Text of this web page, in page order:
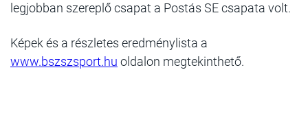
legjobban szereplő csapat a Postás SE csapata volt.
Képek és a részletes eredménylista a
www.bszszsport.hu oldalon megtekinthető.